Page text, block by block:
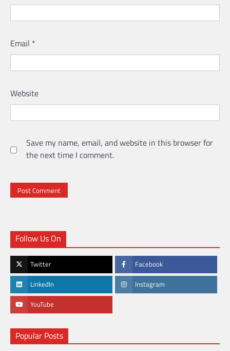
Email *
Website
Save my name, email, and website in this browser for
the next time I comment.
Follow Us On
Twitter Facebook
LinkedIn Instagram
YouTube
Popular Posts